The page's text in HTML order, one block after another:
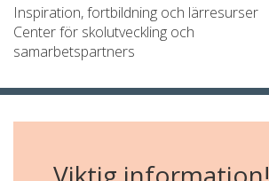
Inspiration, fortbildning och lärresurser
Center för skolutveckling och
samarbetspartners